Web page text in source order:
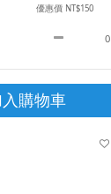
優惠價 NT$150
入購物車